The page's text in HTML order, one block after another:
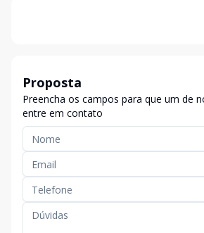
Proposta
Preencha os campos para que um de
entre em contato